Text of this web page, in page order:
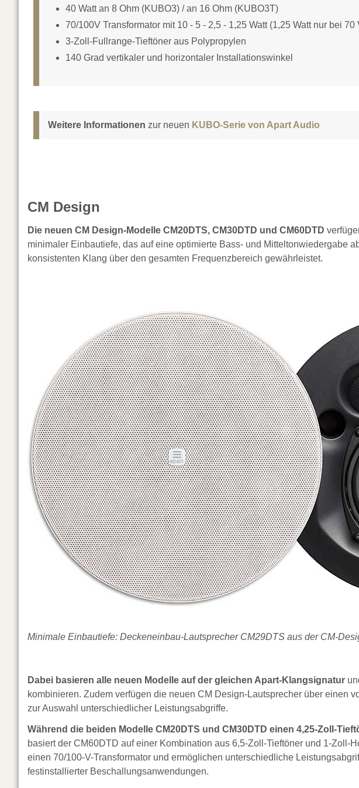
40 Watt an 8 Ohm (KUBO3) / an 16 Ohm (KUBO3T)
70/100V Transformator mit 10 - 5 - 2,5 - 1,25 Watt (1,25 Watt nur bei
3-Zoll-Fullrange-Tieftöner aus Polypropylen
140 Grad vertikaler und horizontaler Installationswinkel
Weitere Informationen zur neuen KUBO-Serie von Apart Audio
CM Design
Die neuen CM Design-Modelle CM20DTS, CM30DTD und CM60DTD
minimaler Einbautiefe, das auf eine optimierte Bass- und Mitteltonwiedergabe
konsistenten Klang über den gesamten Frequenzbereich gewährleistet.
Minimale Einbautiefe: Deckeneinbau-Lautsprecher CM29DTS aus der CM-
Dabei basieren alle neuen Modelle auf der gleichen Apart-Klangsignatur
kombinieren. Zudem verfügen die neuen CM Design-Lautsprecher über einen
zur Auswahl unterschiedlicher Leistungsabgriffe.
Während die beiden Modelle CM20DTS und CM30DTD einen 4,25-Zoll-
basiert der CM60DTD auf einer Kombination aus 6,5-Zoll-Tieftöner und 1-Zoll-
einen 70/100-V-Transformator und ermöglichen unterschiedliche
festinstallierter Beschallungsanwendungen.